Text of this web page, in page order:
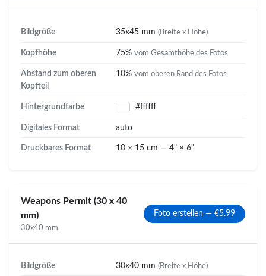
Bildgröße 35x45 mm (Breite x Höhe)
Kopfhöhe 75% vom Gesamthöhe des Fotos
Abstand zum oberen
Kopfteil
10% vom oberen Rand des Fotos
Hintergrundfarbe #ffffff
Digitales Format auto
Druckbares Format 10 × 15 cm — 4" × 6"
Weapons Permit (30 x 40
mm)
30x40 mm
Foto erstellen — €5.99
Bildgröße 30x40 mm (Breite x Höhe)